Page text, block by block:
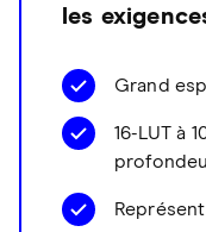
les
Grand
16-LUT à